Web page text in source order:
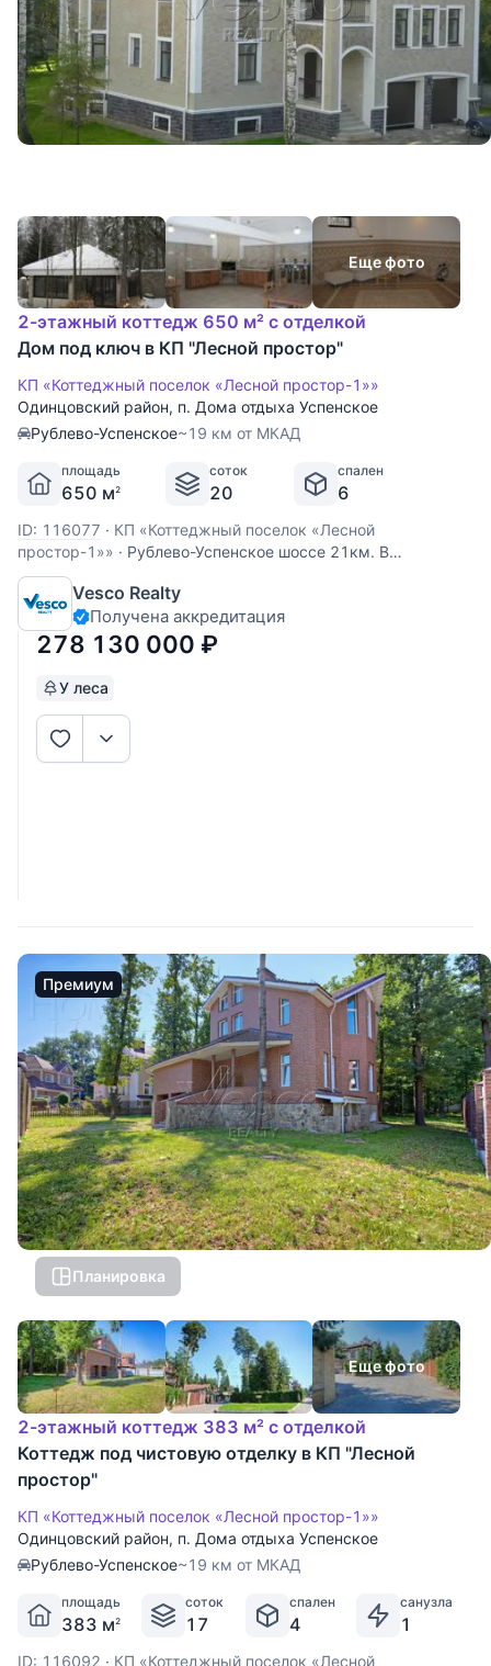
Еще фото
2-этажный коттедж 650 м² с отделкой
Дом под ключ в КП "Лесной простор"
КП «Коттеджный поселок «Лесной простор-1»»
Одинцовский район, п. Дома отдыха Успенское
Рублево-Успенское~19 км от МКАД
площадь
650 м2
соток
20
спален
6
ID: 116077 · КП «Коттеджный поселок «Лесной
простор-1»» · Рублево-Успенское шоссе 21км. В
охраняемом коттеджном поселке со всеми центральными
коммуникациями продается дом 650 кв.м под ключ.
Лесной участок 20 соток с патио. В доме: 6 спален, 7с/у,
кабинет, бильярдная, финская и турецкая сауны, гараж на
Vesco Realty
Получена аккредитация
278 130 000 ₽
У леса
Премиум
Планировка
Еще фото
2-этажный коттедж 383 м² с отделкой
Коттедж под чистовую отделку в КП "Лесной
простор"
КП «Коттеджный поселок «Лесной простор-1»»
Одинцовский район, п. Дома отдыха Успенское
Рублево-Успенское~19 км от МКАД
площадь
383 м2
соток
17
спален
4
санузла
1
ID: 116092 · КП «Коттеджный поселок «Лесной